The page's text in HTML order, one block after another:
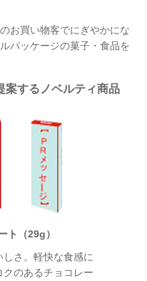
お買い物客でにぎやかにな
パッケージの菓子・食品を
案するノベルティ商品
ト（29g）
さ。軽快な食感に
のあるチョコレー